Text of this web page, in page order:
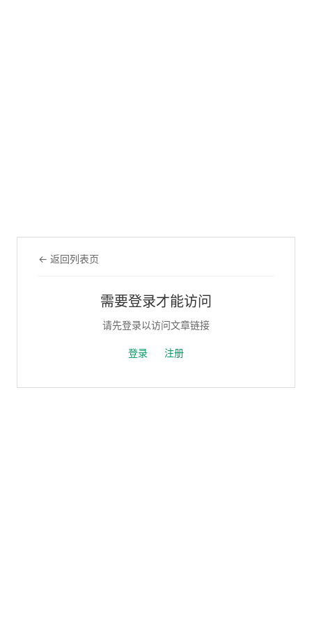
← 返回列表页
需要登录才能访问
请先登录以访问文章链接
登录 注册